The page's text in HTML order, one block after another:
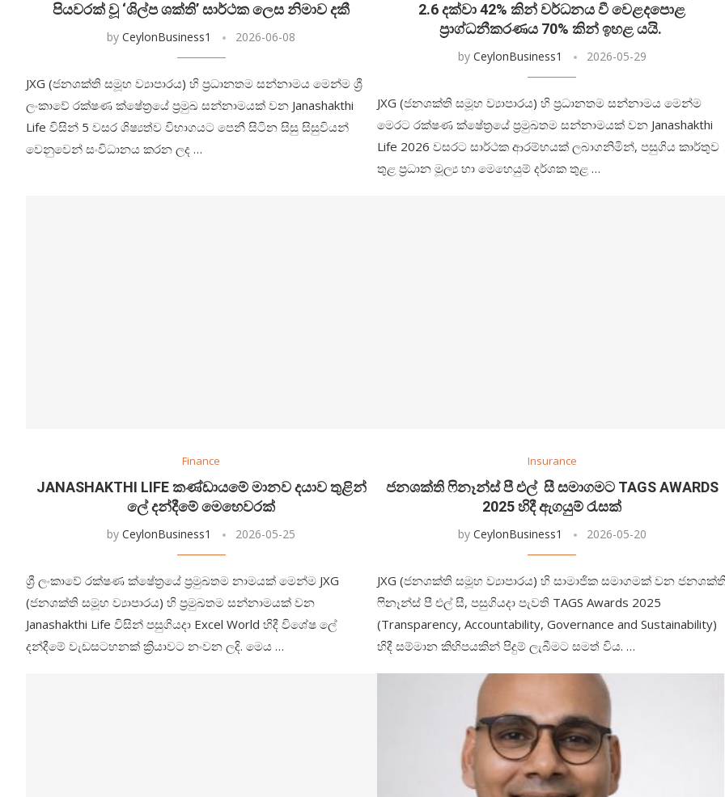
පියවරක් වූ ‘ශිල්ප ශක්ති’ සාර්ථක ලෙස නිමාව දකී
byCeylonBusiness1 2026-06-08
JXG (ජනශක්ති සමූහ ව්‍යාපාරය) හි ප්‍රධානතම සන්නාමය මෙන්ම ශ්‍රී
ලංකාවේ රක්ෂණ ක්ෂේත්‍රයේ ප්‍රමුඛ සන්නාමයක් වන Janashakthi
Life විසින් 5 වසර ශිෂ්‍යත්ව විභාගයට පෙනී සිටින සිසු සිසුවියන්
වෙනුවෙන් සංවිධානය කරන ලද …
2.6 දක්වා 42% කින් වර්ධනය වී වෙළදපොළ
ප්‍රාග්ධනීකරණය 70% කින් ඉහළ යයි.
by CeylonBusiness1 2026-05-29
JXG (ජනශක්ති සමූහ ව්‍යාපාරය) හි ප්‍රධානතම සන්නාමය මෙන්ම
මෙරට රක්ෂණ ක්ෂේත්‍රයේ ප්‍රමුඛතම සන්නාමයක් වන Janashakthi
Life 2026 වසරට සාර්ථක ආරම්භයක් ලබාගනිමින්, පසුගිය කාර්තුව
තුළ ප්‍රධාන මූල්‍ය හා මෙහෙයුම් දර්ශක තුළ …
Finance
JANASHAKTHI LIFE කණ්ඩායමේ මානව දයාව තුළින්
ලේ දන්දීමේ මෙහෙවරක්
byCeylonBusiness1 2026-05-25
ශ්‍රී ලංකාවේ රක්ෂණ ක්ෂේත්‍රයේ ප්‍රමුඛතම නාමයක් මෙන්ම JXG
(ජනශක්ති සමූහ ව්‍යාපාරය) හි ප්‍රමුඛතම සන්නාමයක් වන
Janashakthi Life විසින් පසුගියදා Excel World හිදී විශේෂ ලේ
දන්දීමේ වැඩසටහනක් ක්‍රියාවට නංවන ලදි. මෙය …
Insurance
ජනශක්ති ෆිනෑන්ස් පී එල් සී සමාගමට TAGS AWARDS
2025 හිදී ඇගයුම් රැසක්
by CeylonBusiness1 2026-05-20
JXG (ජනශක්ති සමූහ ව්‍යාපාරය) හි සාමාජික සමාගමක් වන ජනශක්ති
ෆිනෑන්ස් පී එල් සී, පසුගියදා පැවති TAGS Awards 2025
(Transparency, Accountability, Governance and Sustainability)
හිදී සම්මාන කිහිපයකින් පිදුම් ලැබීමට සමත් විය. …